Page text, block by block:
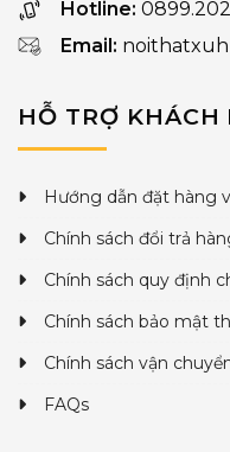
Hotline:
Email:
HỖ TRỢ KHÁCH
Hướng dẫn đặt hàng
Chính sách đổi trả
Chính sách quy định
Chính sách bảo mật
Chính sách vận
FAQs